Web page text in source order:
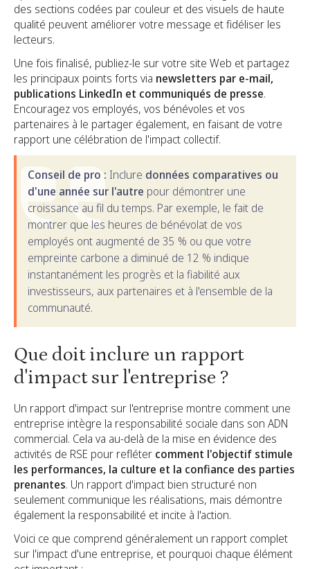
des sections codées par couleur et des visuels de haute
qualité peuvent améliorer votre message et fidéliser les
lecteurs.
Une fois finalisé, publiez-le sur votre site Web et partagez
les principaux points forts via newsletters par e-mail,
publications LinkedIn et communiqués de presse.
Encouragez vos employés, vos bénévoles et vos
partenaires à le partager également, en faisant de votre
rapport une célébration de l'impact collectif.
Conseil de pro : Inclure données comparatives ou
d'une année sur l'autre pour démontrer une
croissance au fil du temps. Par exemple, le fait de
montrer que les heures de bénévolat de vos
employés ont augmenté de 35 % ou que votre
empreinte carbone a diminué de 12 % indique
instantanément les progrès et la fiabilité aux
investisseurs, aux partenaires et à l'ensemble de la
communauté.
Que doit inclure un rapport
d'impact sur l'entreprise ?
Un rapport d'impact sur l'entreprise montre comment une
entreprise intègre la responsabilité sociale dans son ADN
commercial. Cela va au-delà de la mise en évidence des
activités de RSE pour refléter comment l'objectif stimule
les performances, la culture et la confiance des parties
prenantes. Un rapport d'impact bien structuré non
seulement communique les réalisations, mais démontre
également la responsabilité et incite à l'action.
Voici ce que comprend généralement un rapport complet
sur l'impact d'une entreprise, et pourquoi chaque élément